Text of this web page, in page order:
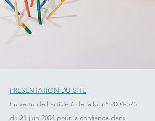
PRESENTATION DU SITE
En vertu de l’article 6 de la loi n° 2004-575
du 21 juin 2004 pour la confiance dans